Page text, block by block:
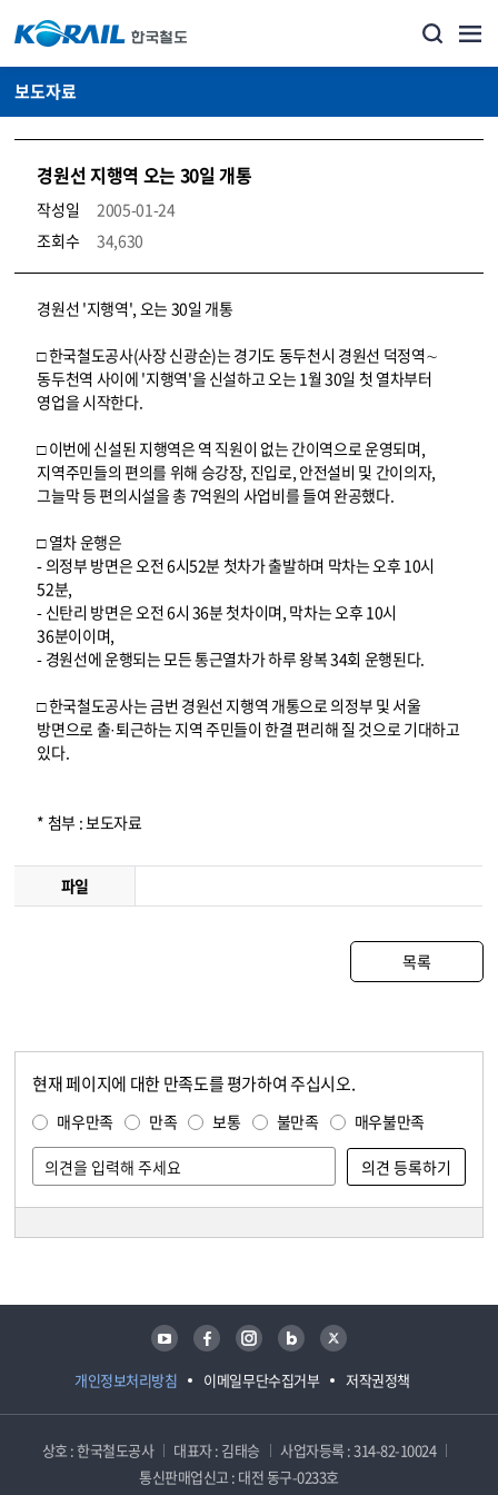
보도자료
경원선 지행역 오는 30일 개통
작성일
2005-01-24
조회수
34,630
뉴스·홍보_보도자료 상세보기 – 내용, 파일, 담당자 연락처로 구성
경원선 '지행역', 오는 30일 개통
□ 한국철도공사(사장 신광순)는 경기도 동두천시 경원선 덕정역∼
동두천역 사이에 '지행역'을 신설하고 오는 1월 30일 첫 열차부터
영업을 시작한다.
□ 이번에 신설된 지행역은 역 직원이 없는 간이역으로 운영되며,
지역주민들의 편의를 위해 승강장, 진입로, 안전설비 및 간이의자,
그늘막 등 편의시설을 총 7억원의 사업비를 들여 완공했다.
□ 열차 운행은
- 의정부 방면은 오전 6시52분 첫차가 출발하며 막차는 오후 10시
52분,
- 신탄리 방면은 오전 6시 36분 첫차이며, 막차는 오후 10시
36분이이며,
- 경원선에 운행되는 모든 통근열차가 하루 왕복 34회 운행된다.
□ 한국철도공사는 금번 경원선 지행역 개통으로 의정부 및 서울
방면으로 출·퇴근하는 지역 주민들이 한결 편리해 질 것으로 기대하고
있다.
* 첨부 : 보도자료
파일
목록
현재 페이지에 대한 만족도를 평가하여 주십시오.
매우만족 만족 보통 불만족 매우불만족
개인정보처리방침 이메일무단수집거부 저작권정책
유튜브 페이스북 인스타그램 블로그 트위터
상호 : 한국철도공사 대표자 : 김태승
사업자등록 : 314-82-10024
통신판매업신고 : 대전 동구-0233호